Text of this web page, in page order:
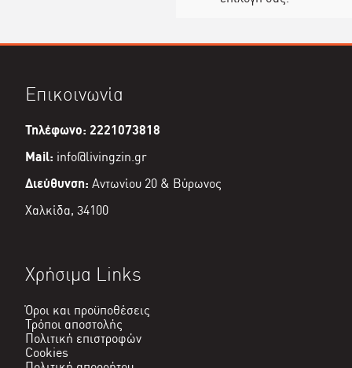
Επικοινωνία
Τηλέφωνο: 2221073818
Mail: info@livingzin.gr
Διεύθυνση: Αντωνίου 20 & Βύρωνος
Χαλκίδα, 34100
Χρήσιμα Links
Όροι και προϋποθέσεις
Τρόποι αποστολής
Πολιτική επιστροφών
Cookies